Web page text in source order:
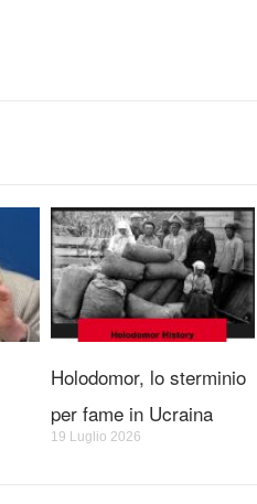
Holodomor, lo sterminio
per fame in Ucraina
19 Luglio 2026